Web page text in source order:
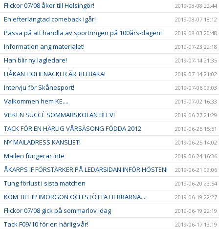
Flickor 07/08 åker till Helsingör! 2019-08-08 22:44
En efterlängtad comeback igår! 2019-08-07 18:12
Passa på att handla av sportringen på 100års-dagen! 2019-08-03 20:48
Information ang materialet! 2019-07-23 22:18
Han blir ny lagledare! 2019-07-14 21:35
HÅKAN HOHENACKER ÄR TILLBAKA! 2019-07-14 21:02
Intervju för Skånesport! 2019-07-06 09:03
Välkommen hem KE.... 2019-07-02 16:33
VILKEN SUCCÉ SOMMARSKOLAN BLEV! 2019-06-27 21:29
TACK FÖR EN HÄRLIG VÅRSÄSONG FÖDDA 2012 2019-06-25 15:51
NY MAILADRESS KANSLIET! 2019-06-25 14:02
Mailen fungerar inte 2019-06-24 16:36
ÅKARPS IF FÖRSTÄRKER PÅ LEDARSIDAN INFÖR HÖSTEN! 2019-06-21 09:06
Tung förlust i sista matchen 2019-06-20 23:54
KOM TILL IP IMORGON OCH STÖTTA HERRARNA.... 2019-06-19 22:27
Flickor 07/08 gick på sommarlov idag 2019-06-19 22:19
Tack F09/10 för en härlig vår! 2019-06-17 13:19